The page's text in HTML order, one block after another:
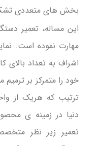
بخش های متعددی
این مساله، تعمیر
مهارت نموده است.
اشراف به تعداد بالای
خود را متمرکز بر
ترتیب که هریک از
دنیا در زمینه ی
تعمیر زیر نظر